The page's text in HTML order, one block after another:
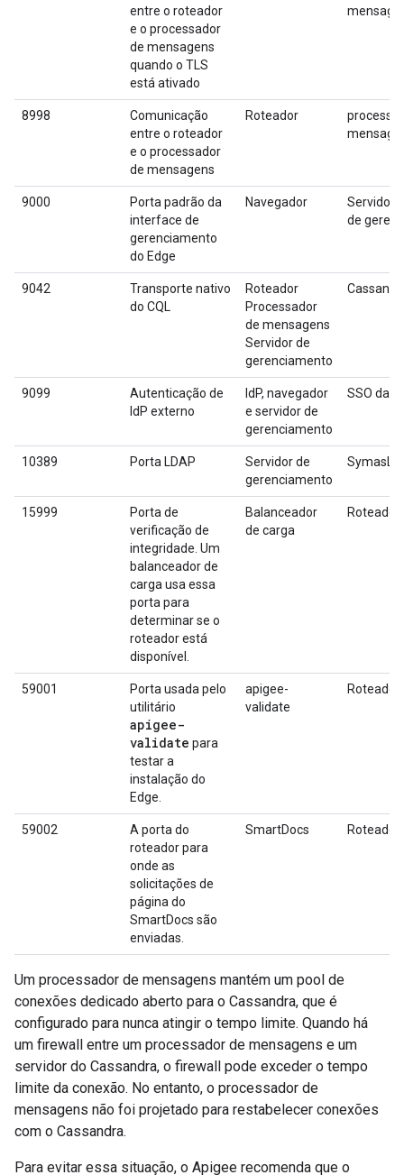
entre o roteador
e o processador
de mensagens
quando o TLS
está ativado
8998
Comunicação
entre o roteador
e o processador
de mensagens
Roteador
9000
Porta padrão da
interface de
gerenciamento
do Edge
Navegador
Servidor
de
9042
Transporte nativo
do CQL
Roteador
Processador
de mensagens
Servidor de
gerenciamento
9099
Autenticação de
IdP externo
IdP, navegador
e servidor de
gerenciamento
SSO da
10389 Porta LDAP
Servidor de
gerenciamento
15999
Porta de
verificação de
integridade. Um
balanceador de
carga usa essa
porta para
determinar se o
roteador está
disponível.
Balanceador
de carga
Roteador
59001
Porta usada pelo
utilitário
apigee-
validate para
testar a
instalação do
Edge.
apigee-
validate
Roteador
59002
A porta do
roteador para
onde as
solicitações de
página do
SmartDocs são
enviadas.
SmartDocs Roteador
Um processador de mensagens mantém um pool de
conexões dedicado aberto para o Cassandra, que é
configurado para nunca atingir o tempo limite. Quando há
um firewall entre um processador de mensagens e um
servidor do Cassandra, o firewall pode exceder o tempo
limite da conexão. No entanto, o processador de
mensagens não foi projetado para restabelecer conexões
com o Cassandra.
Para evitar essa situação, o Apigee recomenda que o